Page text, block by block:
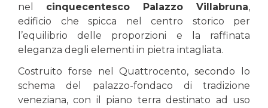
nel cinquecentesco Palazzo Villabruna,
edificio che spicca nel centro storico per
l’equilibrio delle proporzioni e la raffinata
eleganza degli elementi in pietra intagliata.
Costruito forse nel Quattrocento, secondo lo
schema del palazzo-fondaco di tradizione
veneziana, con il piano terra destinato ad uso